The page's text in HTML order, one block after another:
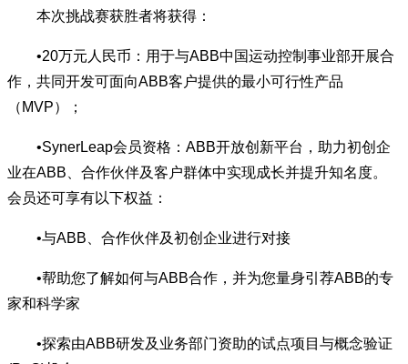
本次挑战赛获胜者将获得：
•20万元人民币：用于与ABB中国运动控制事业部开展合
作，共同开发可面向ABB客户提供的最小可行性产品
（MVP）；
•SynerLeap会员资格：ABB开放创新平台，助力初创企
业在ABB、合作伙伴及客户群体中实现成长并提升知名度。
会员还可享有以下权益：
•与ABB、合作伙伴及初创企业进行对接
•帮助您了解如何与ABB合作，并为您量身引荐ABB的专
家和科学家
•探索由ABB研发及业务部门资助的试点项目与概念验证